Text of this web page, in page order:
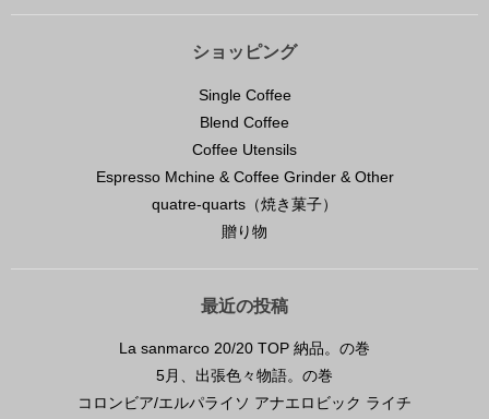
ショッピング
Single Coffee
Blend Coffee
Coffee Utensils
Espresso Mchine & Coffee Grinder & Other
quatre-quarts（焼き菓子）
贈り物
最近の投稿
La sanmarco 20/20 TOP 納品。の巻
5月、出張色々物語。の巻
コロンビア/エルパライソ アナエロビック ライチ